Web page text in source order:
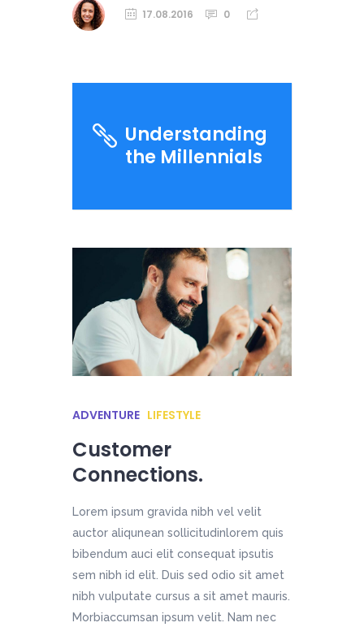
17.08.2016 0
Understanding
the Millennials
ADVENTURE LIFESTYLE
Customer
Connections.
Lorem ipsum gravida nibh vel velit
auctor aliqunean sollicitudinlorem quis
bibendum auci elit consequat ipsutis
sem nibh id elit. Duis sed odio sit amet
nibh vulputate cursus a sit amet mauris.
Morbiaccumsan ipsum velit. Nam nec